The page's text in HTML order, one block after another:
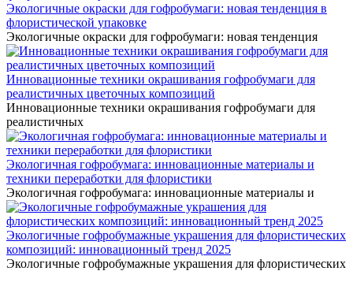
Экологичные окраски для гофробумаги: новая тенденция в
флористической упаковке
Экологичные окраски для гофробумаги: новая тенденция
Инновационные техники окрашивания гофробумаги для
реалистичных цветочных композиций
Инновационные техники окрашивания гофробумаги для
реалистичных
Экологичная гофробумага: инновационные материалы и
техники переработки для флористики
Экологичная гофробумага: инновационные материалы и
Экологичные гофробумажные украшения для флористических
композиций: инновационный тренд 2025
Экологичные гофробумажные украшения для флористических